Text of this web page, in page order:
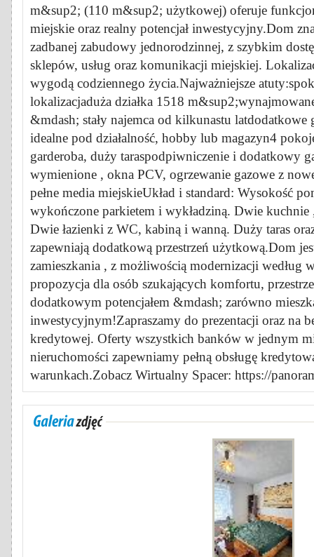
m&sup2; (110 m&sup2; użytkowej) oferuje
miejskie oraz realny potencjał inwestycyjny.Dom
zadbanej zabudowy jednorodzinnej, z szybkim
sklepów, usług oraz komunikacji miejskiej.
wygodą codziennego życia.Najważniejsze
lokalizacjaduża działka 1518
&mdash; stały najemca od kilkunastu latdodatkowe
idealne pod działalność, hobby lub magazyn4
garderoba, duży taraspodpiwniczenie i dodatkowy
wymienione , okna PCV, ogrzewanie gazowe z
pełne media miejskieUkład i standard: Wysokość
wykończone parkietem i wykładziną. Dwie kuchnie
Dwie łazienki z WC, kabiną i wanną. Duży taras
zapewniają dodatkową przestrzeń użytkową.Dom
zamieszkania , z możliwością modernizacji według
propozycja dla osób szukających komfortu,
dodatkowym potencjałem &mdash; zarówno
inwestycyjnym!Zapraszamy do prezentacji oraz na
kredytowej. Oferty wszystkich banków w jednym
nieruchomości zapewniamy pełną obsługę
warunkach.Zobacz Wirtualny Spacer: https://